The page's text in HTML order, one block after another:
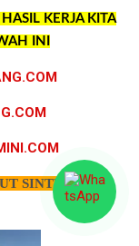
KERJA KITA
INI
SINTETIS DI